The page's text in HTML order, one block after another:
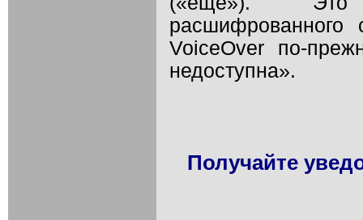
VoiceOver по-
недоступна».
Получайте